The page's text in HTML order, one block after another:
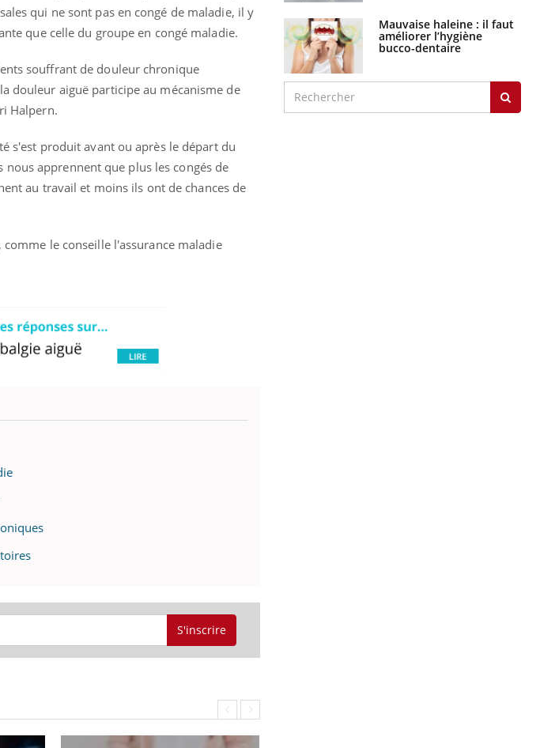
qui ne sont pas en congé de maladie, il y
que celle du groupe en congé maladie.
souffrant de douleur chronique
douleur aiguë participe au mécanisme de
Halpern.
s'est produit avant ou après le départ du
apprennent que plus les congés de
au travail et moins ils ont de chances de
le conseille l'assurance maladie
S'inscrire
Mauvaise haleine : il faut
améliorer l’hygiène
bucco-dentaire